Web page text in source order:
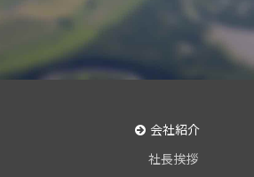
会社紹介
社長挨拶